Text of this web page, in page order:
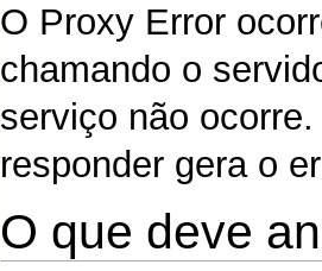
O Proxy Error
chamando o
serviço não
responder gera o
O que deve